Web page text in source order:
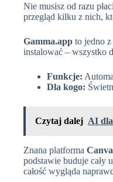
Nie musisz od razu
przegląd kilku z nich,
Gamma.app to jedno
instalować – wszystko
Funkcje:
Dla kogo:
Czytaj dalej AI
Znana platforma Canva
podstawie buduje cały
całość wygląda